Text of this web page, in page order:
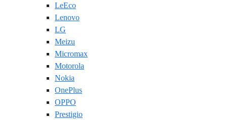
LeEco
Lenovo
LG
Meizu
Micromax
Motorola
Nokia
OnePlus
OPPO
Prestigio